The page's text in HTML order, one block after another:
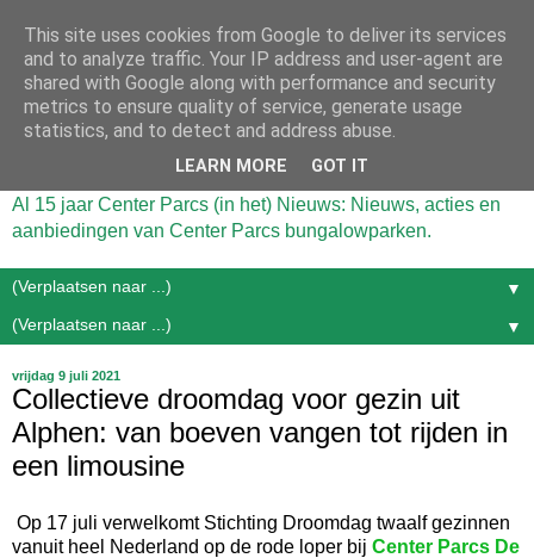
Al 15 jaar Center Parcs (in het) Nieuws: Nieuws, acties en
aanbiedingen van Center Parcs bungalowparken.
▼
▼
vrijdag 9 juli 2021
Collectieve droomdag voor gezin uit
Alphen: van boeven vangen tot rijden in
een limousine
Op 17 juli verwelkomt Stichting Droomdag twaalf gezinnen
vanuit heel Nederland op de rode loper bij Center Parcs De
This site uses cookies from Google to deliver its services
and to analyze traffic. Your IP address and user-agent are
shared with Google along with performance and security
metrics to ensure quality of service, generate usage
statistics, and to detect and address abuse.
LEARN MORE GOT IT